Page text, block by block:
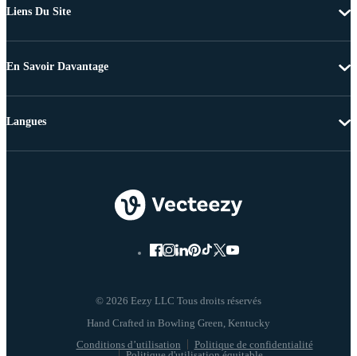
Liens Du Site
En Savoir Davantage
© 2026 Eezy LLC Tous droits réservés
Conditions d’utilisation
Politique de confidentialité
Langues